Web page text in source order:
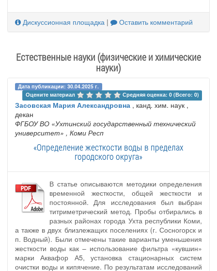
Дискуссионная площадка | Оставить комментарий
Естественные науки (физические и химические
науки)
Дата публикации: 30.04.2025 г.
Оцените материал
Средняя оценка: 0 (Всего: 0)
Засовская Мария Александровна , канд. хим. наук ,
декан
ФГБОУ ВО «Ухтинский государственный технический
университет» , Коми Респ
«Определение жесткости воды в пределах
городского округа»
В статье описываются методики определения
временной жесткости, общей жесткости и
постоянной. Для исследования был выбран
титриметрический метод. Пробы отбирались в
разных районах города Ухта республики Коми,
а также в двух близлежащих поселениях (г. Сосногорск и
п. Водный). Были отмечены такие варианты уменьшения
жесткости воды как – использование фильтра «кувшин»
марки Аквафор А5, установка стационарных систем
очистки воды и кипячение. По результатам исследований